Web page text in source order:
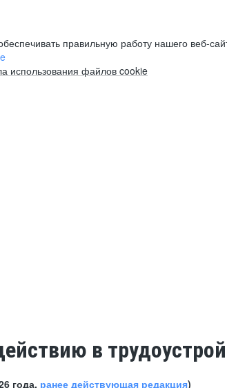
правильную работу нашего веб-
использования файлов cookie
в
года, ранее действующая редакция)